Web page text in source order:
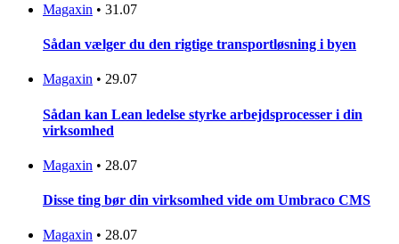
Magaxin • 31.07
Sådan vælger du den rigtige transportløsning i byen
Magaxin • 29.07
Sådan kan Lean ledelse styrke arbejdsprocesser i din
virksomhed
Magaxin • 28.07
Disse ting bør din virksomhed vide om Umbraco CMS
Magaxin • 28.07